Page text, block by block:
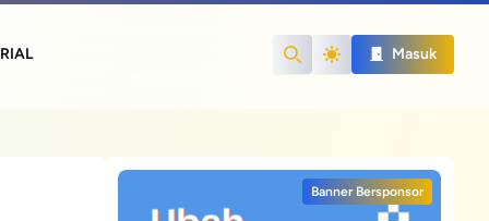
Search
Masuk
Banner Bersponsor